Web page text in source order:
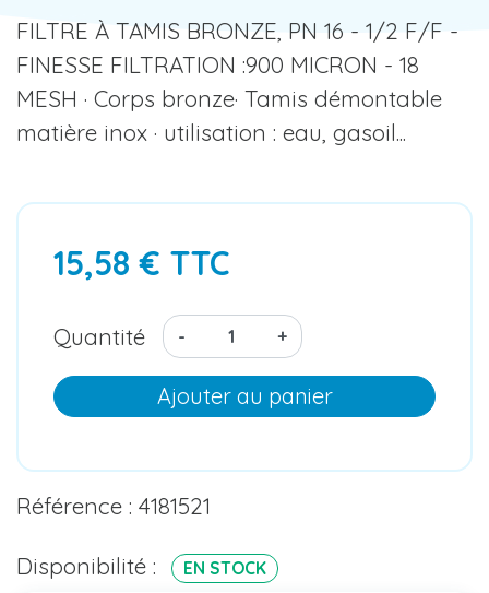
FILTRE À TAMIS BRONZE, PN 16 - 1/2 F/F -
FINESSE FILTRATION :900 MICRON - 18
MESH · Corps bronze· Tamis démontable
matière inox · utilisation : eau, gasoil...
15,58 € TTC
Quantité - +
Ajouter au panier
Référence : 4181521
Disponibilité : EN STOCK